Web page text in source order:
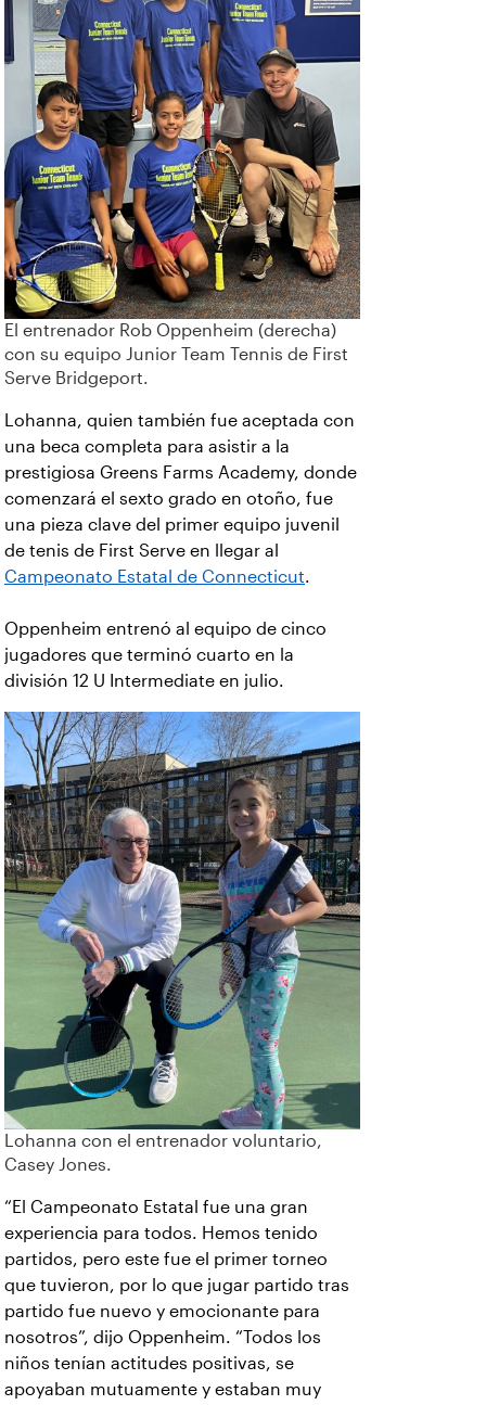
El entrenador Rob Oppenheim (derecha)
con su equipo Junior Team Tennis de First
Serve Bridgeport.
Lohanna, quien también fue aceptada con
una beca completa para asistir a la
prestigiosa Greens Farms Academy, donde
comenzará el sexto grado en otoño, fue
una pieza clave del primer equipo juvenil
de tenis de First Serve en llegar al
Campeonato Estatal de Connecticut.
Oppenheim entrenó al equipo de cinco
jugadores que terminó cuarto en la
división 12 U Intermediate en julio.
Lohanna con el entrenador voluntario,
Casey Jones.
“El Campeonato Estatal fue una gran
experiencia para todos. Hemos tenido
partidos, pero este fue el primer torneo
que tuvieron, por lo que jugar partido tras
partido fue nuevo y emocionante para
nosotros”, dijo Oppenheim. “Todos los
niños tenían actitudes positivas, se
apoyaban mutuamente y estaban muy